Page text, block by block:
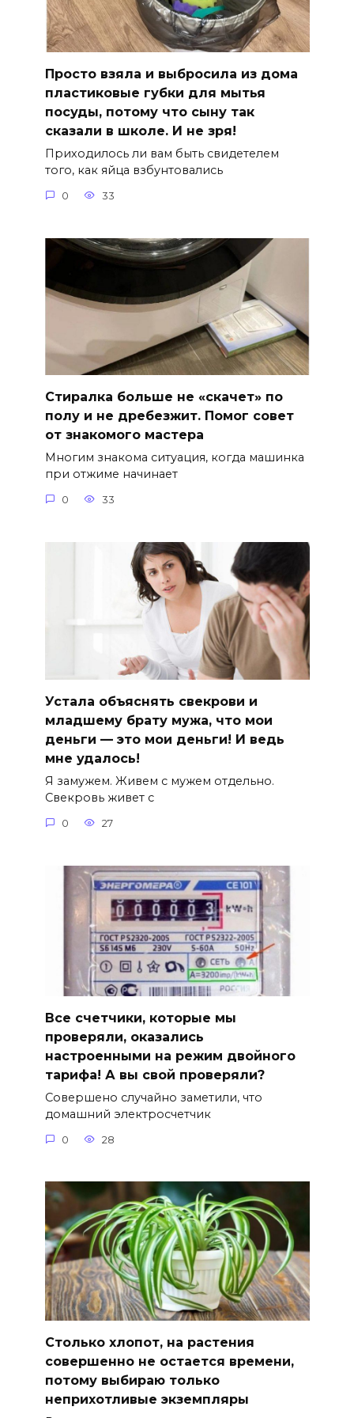
Просто взяла и выбросила из дома
пластиковые губки для мытья
посуды, потому что сыну так
сказали в школе. И не зря!
Приходилось ли вам быть свидетелем
того, как яйца взбунтовались
0 33
Стиралка больше не «скачет» по
полу и не дребезжит. Помог совет
от знакомого мастера
Многим знакома ситуация, когда машинка
при отжиме начинает
0 33
Устала объяснять свекрови и
младшему брату мужа, что мои
деньги — это мои деньги! И ведь
мне удалось!
Я замужем. Живем с мужем отдельно.
Свекровь живет с
0 27
Все счетчики, которые мы
проверяли, оказались
настроенными на режим двойного
тарифа! А вы свой проверяли?
Совершено случайно заметили, что
домашний электросчетчик
0 28
Столько хлопот, на растения
совершенно не остается времени,
потому выбираю только
неприхотливые экземпляры